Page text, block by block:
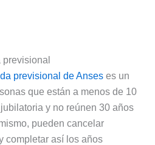
previsional de Anses es un
que están a menos de 10
y no reúnen 30 años
pueden cancelar
completar así los años